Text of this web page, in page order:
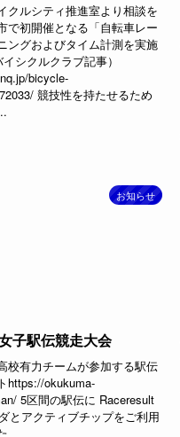
クルシティ推進室より相談を
で初開催となる「自転車レー
ングおよびタイム計測を実施
シクルクラブ記事）
bicycle-
競技性を持たせるため
お知らせ
子駅伝競走大会
校有力チームが参加する駅伝
https://okukuma-
5区間の駅伝に Raceresult
とアクティブチップをご利用